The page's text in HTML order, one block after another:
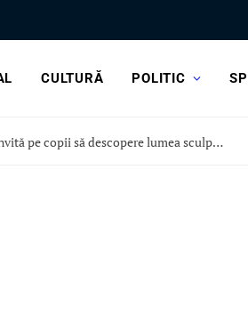
CULTURĂ POLITIC
Astăzi, „Vacanța la muzeu” îi invită pe copii să descopere lumea sculpturii, la Curtea Domnească